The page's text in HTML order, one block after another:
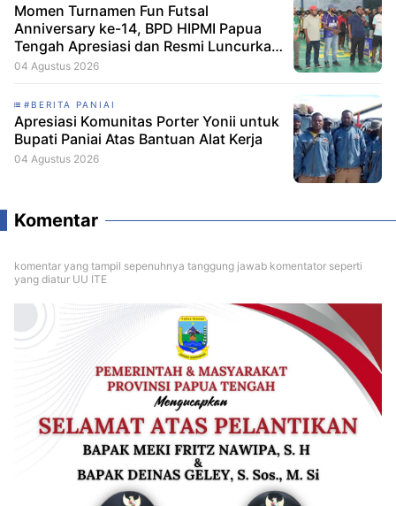
Momen Turnamen Fun Futsal
Anniversary ke-14, BPD HIPMI Papua
Tengah Apresiasi dan Resmi Luncurkan
Skuad Baru Makamagu Papua FC
04 Agustus 2026
#BERITA PANIAI
Apresiasi Komunitas Porter Yonii untuk
Bupati Paniai Atas Bantuan Alat Kerja
04 Agustus 2026
Komentar
komentar yang tampil sepenuhnya tanggung jawab komentator seperti
yang diatur UU ITE